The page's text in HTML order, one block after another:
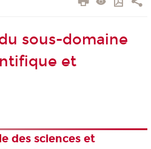
sous-domaine
et
des sciences et